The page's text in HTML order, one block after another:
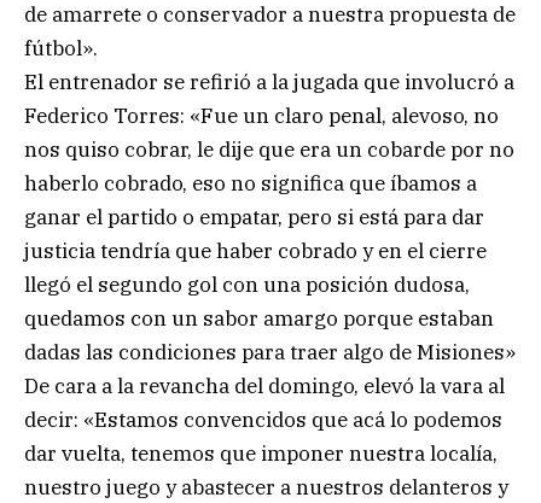
de amarrete o conservador a nuestra propuesta de
fútbol».
El entrenador se refirió a la jugada que involucró a
Federico Torres: «Fue un claro penal, alevoso, no
nos quiso cobrar, le dije que era un cobarde por no
haberlo cobrado, eso no significa que íbamos a
ganar el partido o empatar, pero si está para dar
justicia tendría que haber cobrado y en el cierre
llegó el segundo gol con una posición dudosa,
quedamos con un sabor amargo porque estaban
dadas las condiciones para traer algo de Misiones»
De cara a la revancha del domingo, elevó la vara al
decir: «Estamos convencidos que acá lo podemos
dar vuelta, tenemos que imponer nuestra localía,
nuestro juego y abastecer a nuestros delanteros y